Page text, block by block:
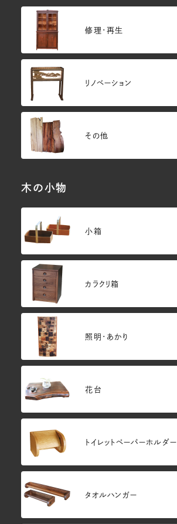
修理・再生
リノベーション
その他
木の小物
小箱
カラクリ箱
照明・あかり
花台
トイレットペーパーホルダー
タオルハンガー